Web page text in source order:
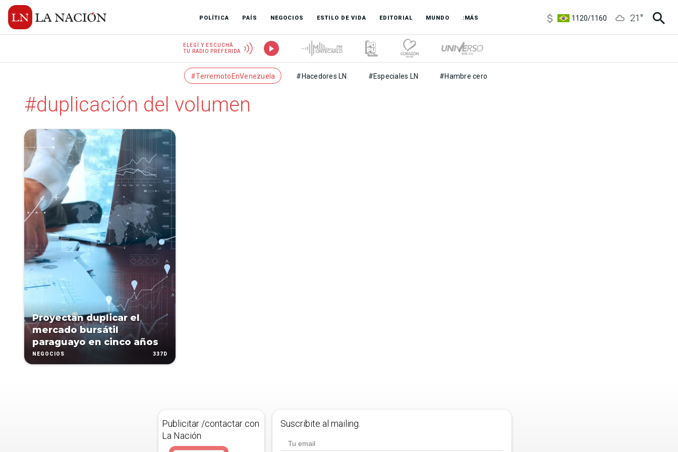
POLÍTICA PAÍS NEGOCIOS ESTILO DE VIDA EDITORIAL MUNDO :MÁS
1120/1160
21 °
ELEGÍ Y ESCUCHÁ
TU RADIO PREFERIDA
#TerremotoEnVenezuela #Hacedores LN #Especiales LN #Hambre cero
#duplicación del volumen
Proyectan duplicar el
mercado bursátil
paraguayo en cinco años
NEGOCIOS 337D
Publicitar /contactar con
La Nación
Suscribite al mailing.